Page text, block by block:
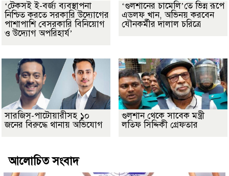
‘টেকসই ই-বর্জ্য ব্যবস্থাপনা
নিশ্চিত করতে সরকারি উদ্যোগের
পাশাপাশি বেসরকারি বিনিয়োগ
ও উদ্যোগ অপরিহার্য’
‘গুলশানের চামেলি’তে ভিন্ন রূপে
এডলফ খান, অভিনয় করবেন
যৌনকর্মীর দালাল চরিত্রে
সারজিস-পাটোয়ারীসহ ১০
জনের বিরুদ্ধে থানায় অভিযোগ
গুলশান থেকে সাবেক মন্ত্রী
লতিফ সিদ্দিকী গ্রেফতার
আলোচিত সংবাদ